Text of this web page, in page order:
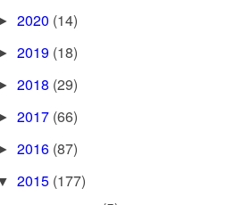
2020 (14)
2019 (18)
2018 (29)
2017 (66)
2016 (87)
2015 (177)